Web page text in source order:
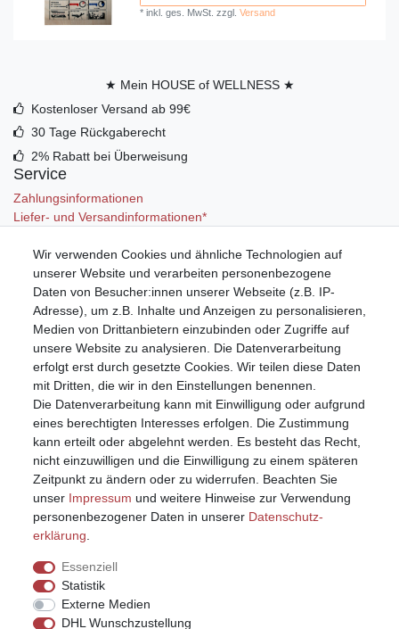
*inkl. ges. MwSt. zzgl.Versand
★ Mein HOUSE of WELLNESS ★
Kostenloser Versand ab 99€
30 Tage Rückgaberecht
2% Rabatt bei Überweisung
Service
Zahlungsinformationen
Liefer- und Versandinformationen*
Mein Konto
Registrieren
Anmelden (Login)
Warenkorb
Wir verwenden Cookies und ähnliche Technologien auf
unserer Website und verarbeiten personenbezogene
Daten von Besucher:innen unserer Webseite (z.B. IP-
Adresse), um z.B. Inhalte und Anzeigen zu personalisieren,
Medien von Drittanbietern einzubinden oder Zugriffe auf
unsere Website zu analysieren. Die Datenverarbeitung
erfolgt erst durch gesetzte Cookies. Wir teilen diese Daten
mit Dritten, die wir in den Einstellungen benennen.
Die Datenverarbeitung kann mit Einwilligung oder aufgrund
eines berechtigten Interesses erfolgen. Die Zustimmung
kann erteilt oder abgelehnt werden. Es besteht das Recht,
nicht einzuwilligen und die Einwilligung zu einem späteren
Zeitpunkt zu ändern oder zu widerrufen. Beachten Sie
unser Impressum und weitere Hinweise zur Verwendung
personenbezogener Daten in unserer Daten­schutz­
erklärung
Essenziell
Statistik
Externe Medien
DHL Wunschzustellung